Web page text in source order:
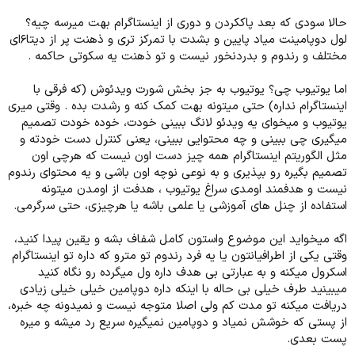
حالا سودی که بعد پاککردن و دوری از اینستاگرام بهت میرسه چیه؟
لول دوپامینت میاد پایین و بشدت با تمرکز تری و ذهنت پر از دیتا۶ای
مختلف و رندوم و بدردنخور نیست و تو ذهنت یه سکوتی حاکمه .
اما یوتیوب چی؟ یوتیوب به جز بخش شورت ویدئوش (که فرقی با
اینستاگرام نداره) حتی میتونه بهت کمک کنه و رشدت بده . وقتی میری
یوتیوب و میخوای یه ویدئو لانگ ببینی خودت، خوده خودت تصمیم
میگیری چی ببینی و چه محتوایی ببینی، یعنی کنترل دست خودته و
مثل الگوریتم اینستاگرام همه چیز دست اون نیست که هرچی اون
تصمیم بگیره رو بپذیری و به نوعی نوچه اون باشی و یه محتوای رندوم
نیست و هدفمند اومدی سراغ یوتیوب ، هدفت از اومدن میتونه
استفاده از چنل های آموزشی یا علمی باشه یا هرچیزی، حتی سرگرمی.
اگه میخواید این موضوع واستون کامل شفاف بشه و یقین پیدا کنید،
وقتی یکی از اطرافیانتون یا یه فرد رندوم تو مترو که داره تو اینستاگرام
اسکرول میکنه و به عبارتی بی هدف داره ول میگرده رو نگاه کنید
میبینید طرف خیلی بی حاله با اینکه داره دوپامین خیلی خیلی زیادی
دریافت میکنه تو مدت کم ولی اصلا متوجه نیست و نمیدونه چه خبره،
از پستی که خوشش نمیاد و دوپامین نمیگیره سریع رد میشه و میره
پست بعدی.